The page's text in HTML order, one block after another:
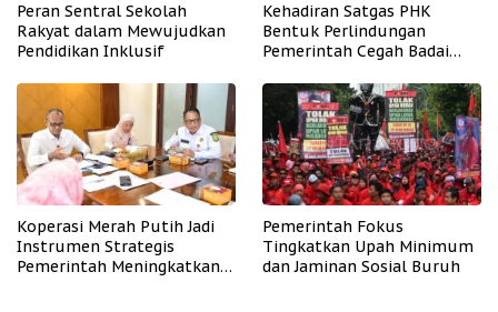
Peran Sentral Sekolah
Rakyat dalam Mewujudkan
Pendidikan Inklusif
Kehadiran Satgas PHK
Bentuk Perlindungan
Pemerintah Cegah Badai
Koperasi Merah Putih Jadi
Instrumen Strategis
Pemerintah Meningkatkan
Pemerintah Fokus
Tingkatkan Upah Minimum
dan Jaminan Sosial Buruh